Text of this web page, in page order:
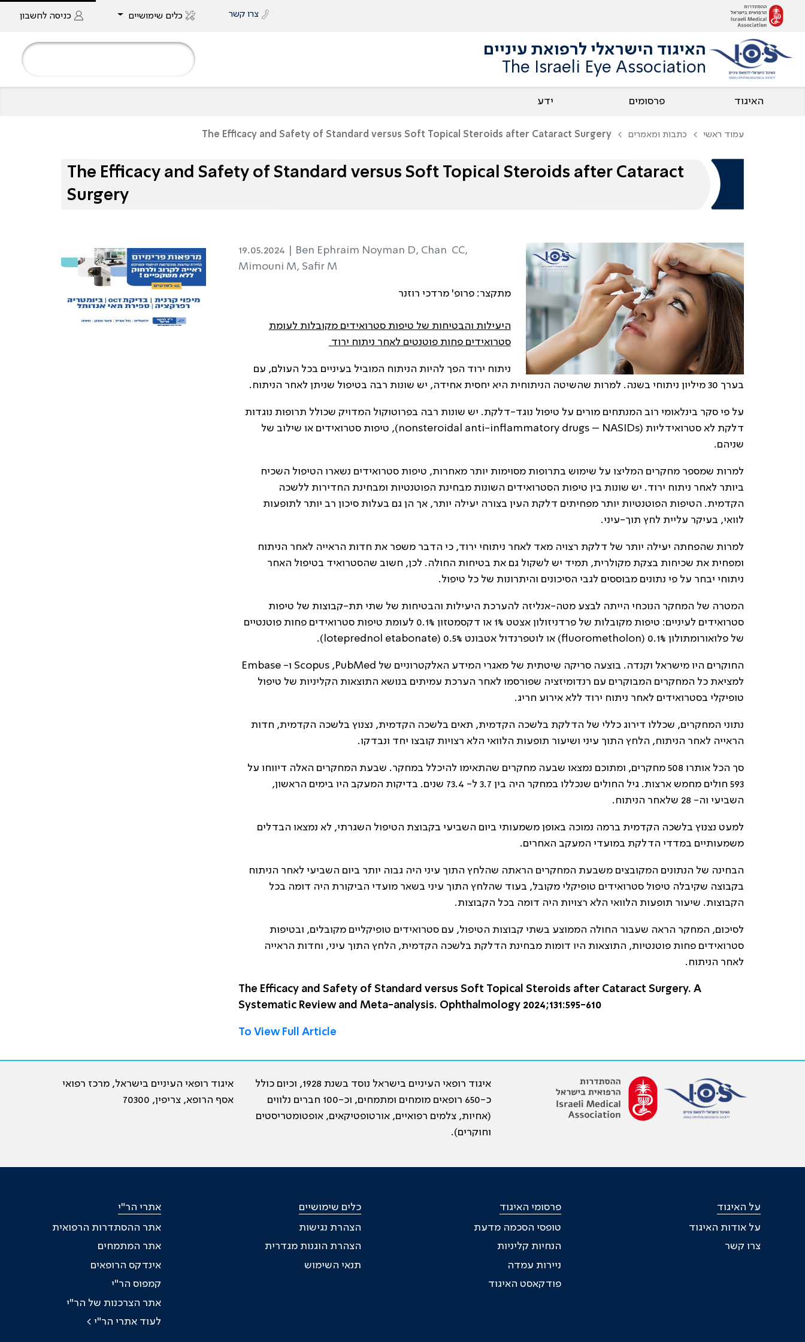
צרו קשר כלים שימושיים כניסה לחשבון
האיגוד הישראלי לרפואת עיניים
The Israeli Eye Association
האיגוד פרסומים ידע
עמוד ראשי כתבות ומאמרים The Efficacy and Safety of Standard versus Soft Topical Steroids after Cataract Surgery
The Efficacy and Safety of Standard versus Soft Topical Steroids after Cataract
Surgery
19.05.2024 |
Ben Ephraim Noyman D, Chan CC,
Mimouni M, Safir M
מתקצר: פרופ' מרדכי רוזנר
היעילות והבטיחות של טיפות סטרואידים מקובלות לעומת
סטרואידים פחות פוטנטים לאחר ניתוח ירוד
ניתוח ירוד הפך להיות הניתוח המוביל בעיניים בכל העולם, עם
בערך 30 מיליון ניתוחי בשנה. למרות שהשיטה הניתוחית היא יחסית אחידה, יש שונות רבה בטיפול שניתן לאחר הניתוח.
על פי סקר בינלאומי רוב המנתחים מורים על טיפול נוגד-דלקת. יש שונות רבה בפרוטוקול המדויק שכולל תרופות נוגדות
דלקת לא סטרואידליות (nonsteroidal anti-inflammatory drugs – NASIDs), טיפות סטרואידים או שילוב של
שניהם.
למרות שמספר מחקרים המליצו על שימוש בתרופות מסוימות יותר מאחרות, טיפות סטרואידים נשארו הטיפול השכיח
ביותר לאחר ניתוח ירוד. יש שונות בין טיפות הסטרואידים השונות מבחינת הפוטנטיות ומבחינת החדירות ללשכה
הקדמית. הטיפות הפוטנטיות יותר מפחיתים דלקת העין בצורה יעילה יותר, אך הן גם בעלות סיכון רב יותר לתופעות
לוואי, בעיקר עליית לחץ תוך-עיני.
למרות שהפחתה יעילה יותר של דלקת רצויה מאד לאחר ניתוחי ירוד, כי הדבר משפר את חדות הראייה לאחר הניתוח
ומפחית את שכיחות בצקת מקולרית, תמיד יש לשקול גם את בטיחות החולה. לכן, חשוב שהסטרואיד בטיפול האחר
ניתוחי יבחר על פי נתונים מבוססים לגבי הסיכונים והיתרונות של כל טיפול.
המטרה של המחקר הנוכחי הייתה לבצע מטה-אנליזה להערכת היעילות והבטיחות של שתי תת-קבוצות של טיפות
סטרואידים לעיניים: טיפות מקובלות של פרדניזולון אצטט 1% או דקסמטזון 0.1% לעומת טיפות סטרואידים פחות פוטנטיים
של פלואורומתולון 0.1% (
fluorometholon) או לוטפרנדול אטבונט 0.5% ( loteprednol etabonate
).
החוקרים היו מישראל וקנדה. בוצעה סריקה שיטתית של מאגרי המידע האלקטרוניים של PubMed
,
Scopus ו- Embase
למציאת כל המחקרים המבוקרים עם רנדומיזציה שפורסמו לאחר הערכת עמיתים בנושא התוצאות הקליניות של טיפול
טופיקלי בסטרואידים לאחר ניתוח ירוד ללא אירוע חריג.
נתוני המחקרים, שכללו דירוג כללי של הדלקת בלשכה הקדמית, תאים בלשכה הקדמית, נצנוץ בלשכה הקדמית, חדות
הראייה לאחר הניתוח, הלחץ התוך עיני ושיעור תופעות הלוואי הלא רצויות קובצו יחד ונבדקו.
סך הכל אותרו 508 מחקרים, ומתוכם נמצאו שבעה מחקרים שהתאימו להיכלל במחקר. שבעת המחקרים האלה דיווחו על
593 חולים מחמש ארצות. גיל החולים שנכללו במחקר היה בין 3.7 ל- 73.4 שנים. בדיקות המעקב היו בימים הראשון,
השביעי וה- 28 שלאחר הניתוח.
למעט נצנוץ בלשכה הקדמית ברמה נמוכה באופן משמעותי ביום השביעי בקבוצת הטיפול השגרתי, לא נמצאו הבדלים
משמעותיים במדדי הדלקת במועדי המעקב האחרים.
הבחינה של הנתונים המקובצים משבעת המחקרים הראתה שהלחץ התוך עיני היה גבוה יותר ביום השביעי לאחר הניתוח
בקבוצה שקיבלה טיפול סטרואידים טופיקלי מקובל, בעוד שהלחץ התוך עיני בשאר מועדי הביקורת היה דומה בכל
הקבוצות. שיעור תופעות הלוואי הלא רצויות היה דומה בכל הקבוצות.
לסיכום, המחקר הראה שעבור החולה הממוצע בשתי קבוצות הטיפול, עם סטרואידים טופיקליים מקובלים, ובטיפות
סטרואידים פחות פוטנטיות, התוצאות היו דומות מבחינת הדלקת בלשכה הקדמית, הלחץ התוך עיני, וחדות הראייה
לאחר הניתוח.
The Efficacy and Safety of Standard versus Soft Topical Steroids after Cataract Surgery. A
Systematic Review and Meta-analysis. Ophthalmology 2024;131:595-610
To View Full Article
איגוד רופאי העיניים בישראל נוסד בשנת 1928, וכיום כולל
כ-650 רופאים מומחים ומתמחים, וכ-100 חברים נלווים
(אחיות, צלמים רפואיים, אורטופטיקאים, אופטומטריסטים
וחוקרים).
איגוד רופאי העיניים בישראל, מרכז רפואי
אסף הרופא, צריפין, 70300
על האיגוד
על אודות האיגוד
צרו קשר
פרסומי האיגוד
טופסי הסכמה מדעת
הנחיות קליניות
ניירות עמדה
פודקאסט האיגוד
כלים שימושיים
הצהרת נגישות
הצהרת הוגנות מגדרית
תנאי השימוש
אתרי הר"י
אתר ההסתדרות הרפואית
אתר המתמחים
אינדקס הרופאים
קמפוס הר"י
אתר הצרכנות של הר"י
לעוד אתרי הר"י >